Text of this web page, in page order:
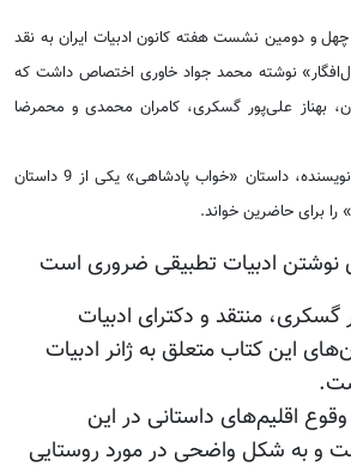
‌و‌ دومین نشست هفته کانون ادبیات ایران به نقد
نوشته محمد جواد خاوری اختصاص داشت که
بهناز علی‌پور گسکری، کامران محمدی و محمرضا
در ابتدا محمدجواد خاوری، نویسنده، داستان «خواب پادشاهی» یکی از 9 داستان
برای حاضرین خواند.
نوشتن ادبیات تطبیقی ضروری است
گسکری، منتقد و دکترای ادبیات
این کتاب متعلق به ژانر ادبیات
اقلیم‌های داستانی در این
به شکل واضحی در مورد روستایی